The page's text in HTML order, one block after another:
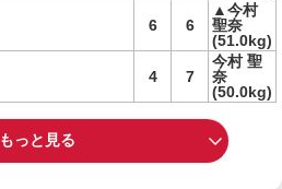
6 6
▲今村
聖奈
(51.0kg)
4 7
今村 聖
奈
(50.0kg)
もっと見る